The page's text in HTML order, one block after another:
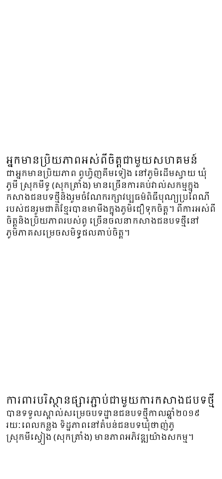
អ្នកមានប្រិយភាពអស់ពីចិត្តជាមួយសហគមន៍
ជាអ្នកមានប្រិយភាព ពូហ្វិញគីមទៀង នៅភូមិដើមស្វាយ ឃុំ
ភូមី ស្រុកមីទូ (សុកត្រាំង) មានច្រើនការគប់វាល់សកម្មក្នុង
កសាងជនបទថ្មីនិងរួមចំណែករក្សាវប្បធម៌ពិធីបុណ្យប្រពៃណី
របស់ជនរួមជាតិខ្មែរបានមាមីងក្នុងភូមិជឿទុកចិត្ត។ ពីការអស់ពី
ចិត្តនិងប្រិយភាពរបស់ពូ ច្រើនចលនាកសាងជនបទថ្មីនៅ
ភូមិភាគសម្រេចសមិទ្ធផលគាប់ចិត្ត។
ការពារបរិស្ថានផ្សារភ្ជាប់ជាមួយការកសាងជបទថ្មី
បានទទួលស្គាល់សម្រេចបទដ្ឋានជនបទថ្មីកាលឆ្នាំ២០១៩
រយៈពេលកន្លង ទិដ្ឋភាពនៅតំបន់ជនបទឃុំថាញ់ភូ
ស្រុកមីស្វៀង (សុកត្រាំង) មានភាពអភិវឌ្ឍយ៉ាងសកម្ម។